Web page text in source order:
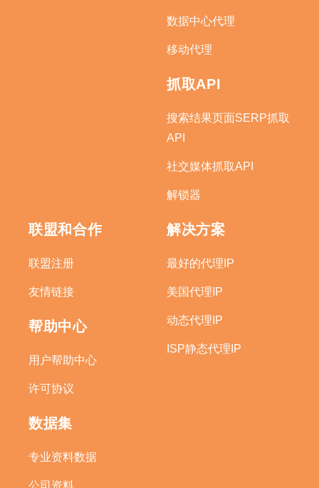
数据中心代理
移动代理
抓取API
搜索结果页面SERP抓取
API
社交媒体抓取API
解锁器
联盟和合作
联盟注册
友情链接
帮助中心
用户帮助中心
许可协议
数据集
专业资料数据
解决方案
最好的代理IP
美国代理IP
动态代理IP
ISP静态代理IP